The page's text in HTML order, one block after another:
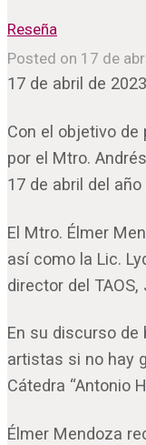
Reseña
Posted on 17 de
17 de abril de
Con el objetivo de
por el Mtro.
17 de abril del
El Mtro. Élmer
así como la Lic.
director del
En su discurso de
artistas si no hay
Cátedra “Antonio
Élmer Mendoza